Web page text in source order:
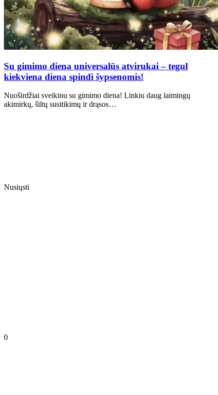
Su gimimo diena universalūs atvirukai – tegul
kiekviena diena spindi šypsenomis!
Nuoširdžiai sveikinu su gimimo diena! Linkiu daug laimingų
akimirkų, šiltų susitikimų ir drąsos…
Nusiųsti
0